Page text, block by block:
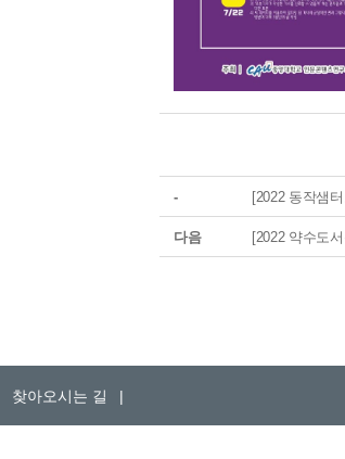
- [2022 동작샘
다음 [2022 약수도
찾아오시는 길 |